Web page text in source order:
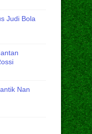
Judi Bola
Nan